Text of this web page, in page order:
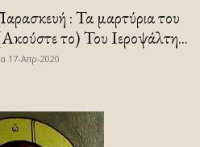
: Τα μαρτύρια του
το) Του Ιεροψάλτη...
17-Απρ-2020